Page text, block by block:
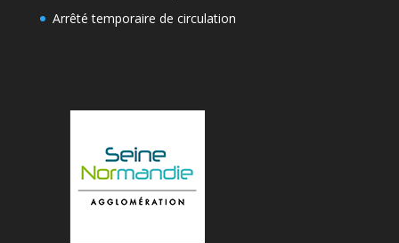
Arrêté temporaire de circulation